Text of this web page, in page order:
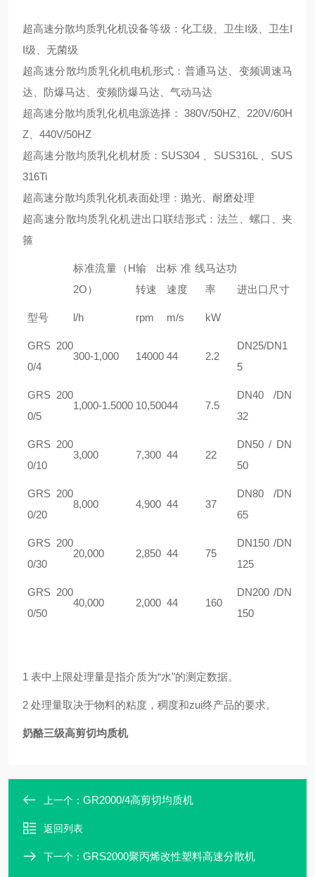
超高速分散均质乳化机设备等级：化工级、卫生I级、卫生I
I级、无菌级
超高速分散均质乳化机电机形式：普通马达、变频调速马
达、防爆马达、变频防爆马达、气动马达
超高速分散均质乳化机电源选择： 380V/50HZ、220V/60H
Z、440V/50HZ
超高速分散均质乳化机材质：SUS304 、SUS316L 、SUS
316Ti
超高速分散均质乳化机表面处理：抛光、耐磨处理
超高速分散均质乳化机进出口联结形式：法兰、螺口、夹
箍
标准流量（H
2O）
输出
转速
标准线
速度
马达功
率
进出口尺寸
型号 l/h rpm m/s kW
GRS 200
0/4
300-1,000 14000 44 2.2
DN25/DN1
5
GRS 200
0/5
1,000-1.5000 10,50044 7.5
DN40 /DN
32
GRS 200
0/10
3,000 7,300 44 22
DN50 / DN
50
GRS 200
0/20
8,000 4,900 44 37
DN80 /DN
65
GRS 200
0/30
20,000 2,850 44 75
DN150 /DN
125
GRS 200
0/50
40,000 2,000 44 160
DN200 /DN
150
1 表中上限处理量是指介质为“水"的测定数据。
2 处理量取决于物料的粘度，稠度和zui终产品的要求。
奶酪三级高剪切均质机
上一个： GR2000/4高剪切均质机
返回列表
下一个： GRS2000聚丙烯改性塑料高速分散机